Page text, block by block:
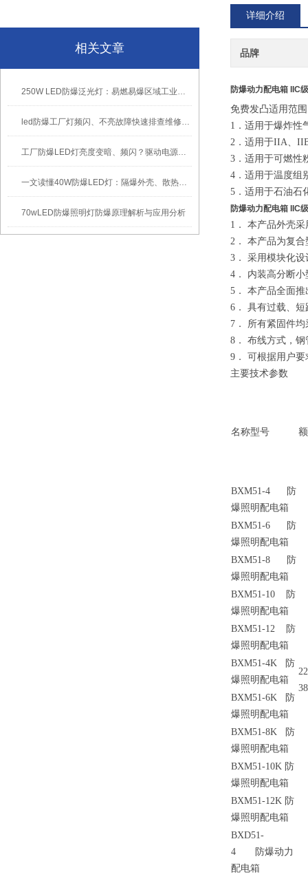
相关文章
250W LED防爆泛光灯：易燃易爆区域工业固定照明装置
led防爆工厂灯频闪、不亮故障快速排查维修方法
工厂防爆LED灯亮度变暗、频闪？驱动电源故障检修方法
一文读懂40W防爆LED灯：隔爆外壳、散热、防爆认证原理
70wLED防爆照明灯防爆原理解析与应用分析
详细介绍
品牌
防爆动力配电箱 IIC
免费发凸适用范围
1 ．适用于爆炸性
2 ．适用于IIA、
3 ．适用于可燃性
4 ．适用于温度组
5 ．适用于石油
防爆动力配电箱 IIC
1 ．
本产品外壳
2 ．
本产品为复
3 ．
采用模块化
4 ．
内装高分断
5 ．
本产品全面
6 ．
具有过载、
7 ．
所有紧固件
8 ．
布线方式，
9 ．
可根据用户
主要技术参数
名称型号
BXM51-4
防
爆照明配电箱
BXM51-6
防
爆照明配电箱
BXM51-8
防
爆照明配电箱
BXM51-10
防
爆照明配电箱
BXM51-12
防
爆照明配电箱
BXM51-4K
防
爆照明配电箱
BXM51-6K
防
爆照明配电箱
BXM51-8K
防
爆照明配电箱
BXM51-10K 防
爆照明配电箱
BXM51-12K 防
爆照明配电箱
BXD51-
4
防爆动力
配电箱